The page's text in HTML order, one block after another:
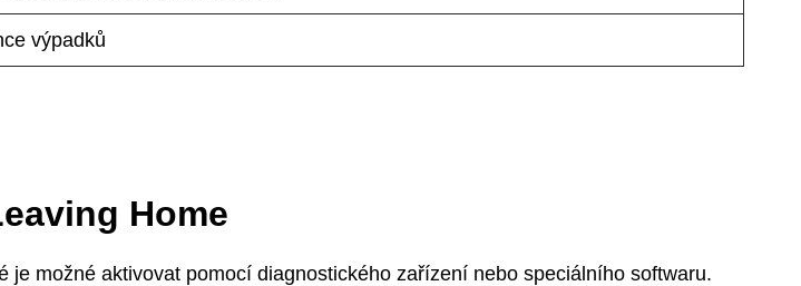
výpadků
Home
možné aktivovat pomocí diagnostického zařízení nebo speciálního softwaru.